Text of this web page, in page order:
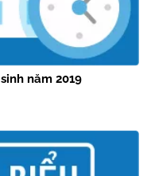
năm 2019